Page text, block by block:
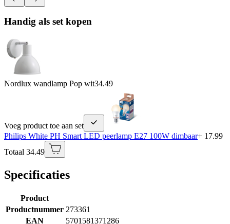
Handig als set kopen
Nordlux wandlamp Pop wit34.49
Voeg product toe aan set
Philips White PH Smart LED peerlamp E27 100W dimbaar+ 17.99
Totaal 34.49
Specificaties
Product
Productnummer 273361
EAN
5701581371286